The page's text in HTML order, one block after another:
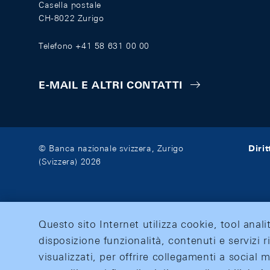
Casella postale
CH-8022 Zurigo
Telefono +41 58 631 00 00
E-MAIL E ALTRI CONTATTI
© Banca nazionale svizzera, Zurigo
(Svizzera) 2026
Questo sito Internet utilizza cookie, tool
disposizione funzionalità, contenuti e servizi
visualizzati, per offrire collegamenti a social